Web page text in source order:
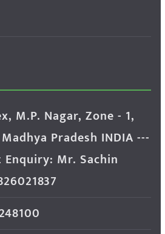
M.P. Nagar, Zone - 1,
Pradesh INDIA ---
Mr. Sachin